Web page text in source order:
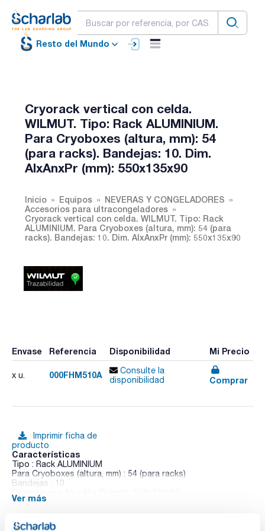
Resto del Mundo
Cryorack vertical con celda.
WILMUT. Tipo: Rack ALUMINIUM.
Para Cryoboxes (altura, mm): 54
(para racks). Bandejas: 10. Dim.
AlxAnxPr (mm): 550x135x90
Inicio Equipos
NEVERAS Y CONGELADORES
Accesorios para ultracongeladores
Cryorack vertical con celda. WILMUT. Tipo: Rack
ALUMINIUM. Para Cryoboxes (altura, mm): 54 (para
racks). Bandejas: 10. Dim. AlxAnxPr (mm): 550x135x90
Envase Referencia Disponibilidad Mi Precio
x u. 000FHM510A
Consulte la
disponibilidad
Comprar
Imprimir ficha de
producto
Características
Tipo : Rack ALUMINIUM
Para Cryoboxes (altura, mm) : 54 (para racks)
Bandejas : 10
Pack (u.) : 1
Fabricación en aluminio de alta resistencia a oxidación y
Ver más